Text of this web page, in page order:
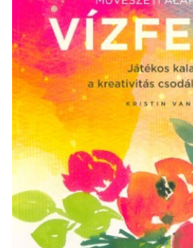
kalandozás a
kreativitás
világában |
9789634068365